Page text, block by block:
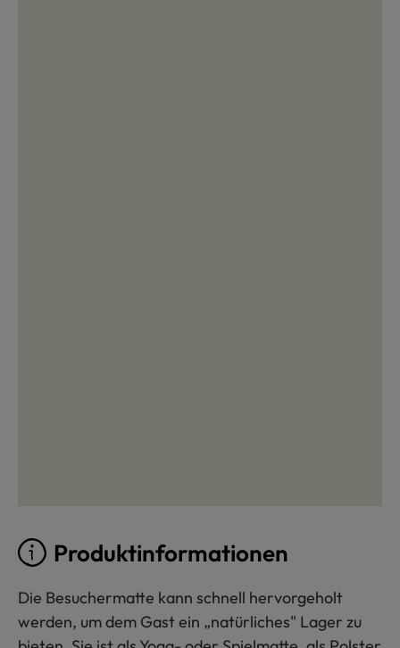
Produktinformationen
Die Besuchermatte kann schnell hervorgeholt
werden, um dem Gast ein „natürliches" Lager zu